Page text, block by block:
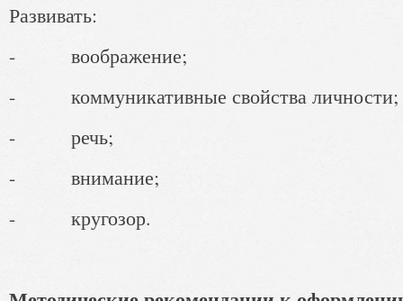
Развивать:
- воображение;
- коммуникативные свойства личности;
- речь;
- внимание;
- кругозор.